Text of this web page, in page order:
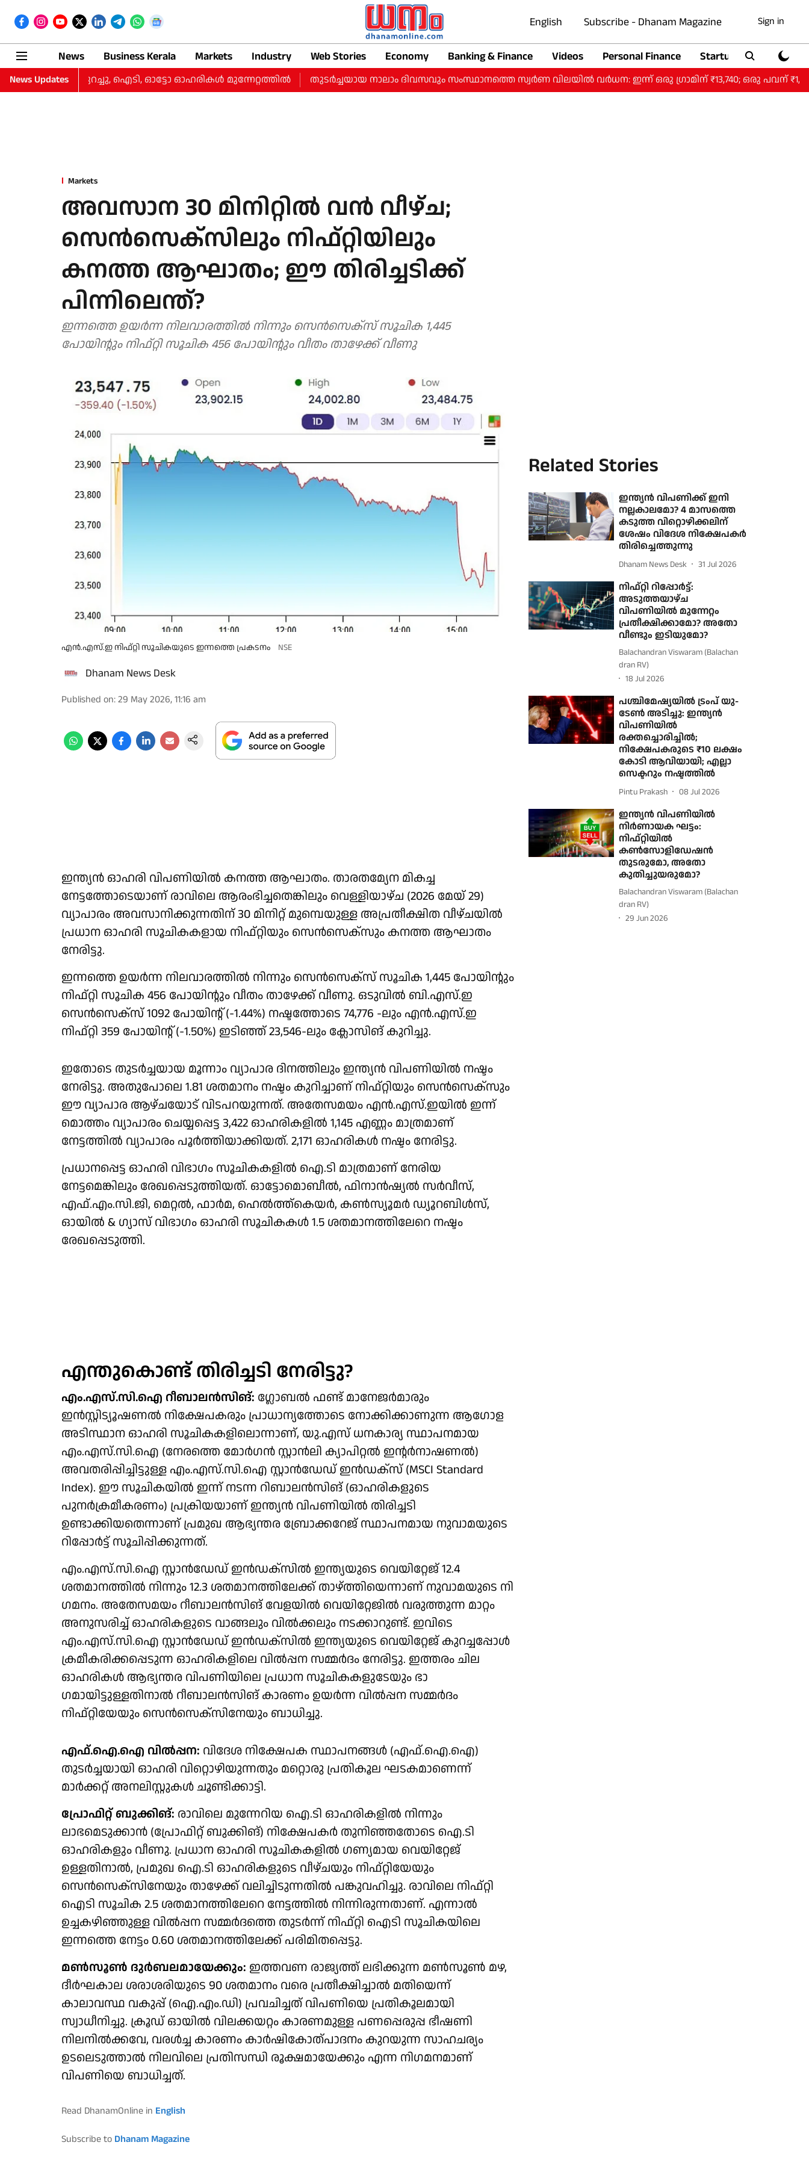
English Subscribe - Dhanam Magazine Sign in
News Business Kerala Markets Industry Web Stories Economy Banking & Finance Videos Personal Finance Startup
News Updates
നഷ്‌ടം കുറച്ചു, ഐടി, ഓട്ടോ ഓഹരികള്‍ മുന്നേറ്റത്തില്‍ തുടർച്ചയായ നാലാം ദിവസവും സംസ്ഥാനത്തെ സ്വർണ വിലയിൽ വർധന: ഇന്ന് ഒരു ​ഗ്രാമിന് ₹13,740; ഒരു പവന് ₹1,09,920.
Markets
അവസാന 30 മിനിറ്റിൽ വൻ വീഴ്ച;
സെൻസെക്സിലും നിഫ്റ്റിയിലും
കനത്ത ആഘാതം; ഈ തിരിച്ചടിക്ക്
പിന്നിലെന്ത്?
ഇന്നത്തെ ഉയർന്ന നിലവാരത്തിൽ നിന്നും സെൻസെക്സ് സൂചിക 1,445
പോയിന്റും നിഫ്റ്റി സൂചിക 456 പോയിന്റും വീതം താഴേക്ക് വീണു
എൻ.എസ്.ഇ നിഫ്റ്റി സൂചികയുടെ ഇന്നത്തെ പ്രകടനം NSE
Dhanam News Desk
Published on:29 May 2026, 11:16 am
ഇന്ത്യൻ ഓഹരി വിപണിയിൽ കനത്ത ആഘാതം. താരതമ്യേന മികച്ച
നേട്ടത്തോടെയാണ് രാവിലെ ആരംഭിച്ചതെങ്കിലും വെള്ളിയാഴ്ച (2026 മേയ് 29)
വ്യാപാരം അവസാനിക്കുന്നതിന് 30 മിനിറ്റ് മുമ്പെയുള്ള അപ്രതീക്ഷിത വീഴ്ചയിൽ
പ്രധാന ഓഹരി സൂചികകളായ നിഫ്റ്റിയും സെൻസെക്സും കനത്ത ആ​ഘാതം
നേരിട്ടു.
ഇന്നത്തെ ഉയർന്ന നിലവാരത്തിൽ നിന്നും സെൻസെക്സ് സൂചിക 1,445 പോയിന്റും
നിഫ്റ്റി സൂചിക 456 പോയിന്റും വീതം താഴേക്ക് വീണു. ഒടുവിൽ ബി.എസ്.ഇ
സെൻസെക്സ് 1092 പോയിന്റ് (-1.44%) നഷ്ടത്തോടെ 74,776 -ലും എൻ.എസ്.ഇ
നിഫ്റ്റി 359 പോയിന്റ് (-1.50%) ഇടിഞ്ഞ് 23,546-ലും ക്ലോസിങ് കുറിച്ചു.
ഇതോടെ തുടർച്ചയായ മൂന്നാം വ്യാപാര ദിനത്തിലും ഇന്ത്യൻ വിപണിയിൽ നഷ്ടം
നേരിട്ടു. അതുപോലെ 1.81 ശതമാനം നഷ്ടം കുറിച്ചാണ് നിഫ്റ്റിയും സെൻസെക്സും
ഈ വ്യാപാര ആഴ്ചയോട് വിടപറയുന്നത്. അതേസമയം എൻ.എസ്.ഇയിൽ ഇന്ന്
മൊത്തം വ്യാപാരം ചെയ്യപ്പെട്ട 3,422 ഓഹരികളിൽ 1,145 എണ്ണം മാത്രമാണ്
നേട്ടത്തിൽ വ്യാപാരം പൂർത്തിയാക്കിയത്. 2,171 ഓഹരികൾ നഷ്ടം നേരിട്ടു.
പ്രധാനപ്പെട്ട ഓഹരി വിഭാ​ഗം സൂചികകളിൽ ഐ.ടി മാത്രമാണ് നേരിയ
നേട്ടമെങ്കിലും രേഖപ്പെടുത്തിയത്. ഓട്ടോമൊബീൽ, ഫിനാൻഷ്യൽ സർവീസ്,
എഫ്.എം.സി.ജി, മെറ്റൽ, ഫാർമ, ഹെൽത്ത്കെയർ, കൺസ്യൂമർ ഡ്യൂറബിൾസ്,
ഓയിൽ & ​ഗ്യാസ് വിഭാ​ഗം ഓഹരി സൂചികകൾ 1.5 ശതമാനത്തിലേറെ നഷ്ടം
രേഖപ്പെടുത്തി.
എന്തുകൊണ്ട് തിരിച്ചടി നേരിട്ടു?
എം.എസ്.സി.ഐ റീബാലൻസിങ്: ​ഗ്ലോബൽ ഫണ്ട് മാനേജർമാരും
ഇൻസ്റ്റിട്യൂഷണൽ നിക്ഷേപകരും പ്രാധാന്യത്തോടെ നോക്കിക്കാണുന്ന ആ​ഗോള
അടിസ്ഥാന ഓഹരി സൂചികകളിലൊന്നാണ്, യു.എസ് ധനകാര്യ സ്ഥാപനമായ
എം.എസ്.സി.ഐ (നേരത്തെ മോർ​ഗൻ ​സ്റ്റാൻലി ക്യാപിറ്റൽ ഇന്റർനാഷണൽ)
അവതരിപ്പിച്ചിട്ടുള്ള എം.എസ്.സി.ഐ ​സ്റ്റാൻഡേഡ് ഇൻഡക്സ് (MSCI Standard
Index). ഈ സൂചികയിൽ ഇന്ന് നടന്ന റിബാലൻസിങ് (ഓഹരികളുടെ
പുനർക്രമീകരണം) പ്രക്രിയയാണ് ഇന്ത്യൻ വിപണിയിൽ തിരിച്ചടി
ഉണ്ടാക്കിയതെന്നാണ് പ്രമുഖ ആഭ്യന്തര ബ്രോക്കറേജ് സ്ഥാപനമായ നുവാമയുടെ
റിപ്പോർട്ട് സൂചിപ്പിക്കുന്നത്.
എം.എസ്.സി.ഐ ​സ്റ്റാൻഡേഡ് ഇൻഡക്സിൽ ഇന്ത്യയുടെ വെയിറ്റേജ് 12.4
ശതമാനത്തിൽ നിന്നും 12.3 ശതമാനത്തിലേക്ക് താഴ്ത്തിയെന്നാണ് നുവാമയുടെ നി​
ഗമനം. അതേസമയം റീബാലൻസിങ് വേളയിൽ വെയിറ്റേജിൽ വരുത്തുന്ന മാറ്റം
അനുസരിച്ച് ഓഹരികളുടെ വാങ്ങലും വിൽക്കലും നടക്കാറുണ്ട്. ഇവിടെ
എം.എസ്.സി.ഐ ​സ്റ്റാൻഡേഡ് ഇൻഡക്സിൽ ഇന്ത്യയുടെ വെയിറ്റേജ് കുറച്ചപ്പോൾ
ക്രമീകരിക്കപ്പെടുന്ന ഓഹരികളിലെ വിൽപ്പന സമ്മർദം നേരിട്ടു. ഇത്തരം ചില
ഓഹരികൾ ആഭ്യന്തര വിപണിയിലെ പ്രധാന സൂചികകളുടേയും ഭാ​
ഗമായിട്ടുള്ളതിനാൽ റീബാലൻസിങ് കാരണം ഉയർന്ന വിൽപ്പന സമ്മർ​​ദം
നിഫ്റ്റിയേയും സെൻസെക്സിനേയും ബാധിച്ചു.
എഫ്.ഐ.ഐ വിൽപ്പന: വിദേശ നിക്ഷേപക സ്ഥാപനങ്ങൾ (എഫ്.ഐ.ഐ)
തുടർച്ചയായി ഓഹരി വിറ്റൊഴിയുന്നതും മറ്റൊരു പ്രതികൂല ഘടകമാണെന്ന്
മാർക്കറ്റ് അനലി​സ്റ്റുകൾ ചൂണ്ടിക്കാട്ടി.
പ്രോഫിറ്റ് ബുക്കിങ്: രാവിലെ മുന്നേറിയ ഐ.ടി ഓഹരികളിൽ നിന്നും
ലാഭമെടുക്കാൻ (പ്രോഫിറ്റ് ബുക്കിങ്) നിക്ഷേപകർ തുനിഞ്ഞതോടെ ഐ.ടി
ഓഹരികളും വീണു. പ്രധാന ഓഹരി സൂചികകളിൽ ​ഗണ്യമായ വെയിറ്റേജ്
ഉള്ളതിനാൽ, പ്രമുഖ ഐ.ടി ഓഹരികളുടെ വീഴ്ചയും നിഫ്റ്റിയേയും
സെൻസെക്സിനേയും താഴേക്ക് വലിച്ചിടുന്നതിൽ പങ്കുവഹിച്ചു. രാവിലെ നിഫ്റ്റി
ഐടി സൂചിക 2.5 ശതമാനത്തിലേറെ നേട്ടത്തിൽ നിന്നിരുന്നതാണ്. എന്നാൽ
ഉച്ചകഴിഞ്ഞുള്ള വിൽപ്പന സമ്മർദത്തെ തുടർന്ന് നിഫ്റ്റി ഐടി സൂചികയിലെ
ഇന്നത്തെ നേട്ടം 0.60 ശതമാനത്തിലേക്ക് പരിമിതപ്പെട്ടു.
മൺസൂൺ ദുർബലമായേക്കും: ഇത്തവണ രാജ്യത്ത് ലഭിക്കുന്ന മൺസൂൺ മഴ,
ദീർഘകാല ശരാശരിയുടെ 90 ശതമാനം വരെ പ്രതീക്ഷിച്ചാൽ മതിയെന്ന്
കാലാവസ്ഥ വകുപ്പ് (ഐ.എം.ഡി) പ്രവചിച്ചത് വിപണിയെ പ്രതികൂലമായി
സ്വാധീനിച്ചു. ക്രൂഡ് ഓയിൽ വിലക്കയറ്റം കാരണമുള്ള പണപ്പെരുപ്പ ഭീഷണി
നിലനിൽക്കവേ, വരൾച്ച കാരണം കാർഷികോത്പാദനം കുറയുന്ന സാഹചര്യം
ഉടലെടുത്താൽ നിലവിലെ പ്രതിസന്ധി രൂക്ഷമായേക്കും എന്ന നി​ഗമനമാണ്
വിപണിയെ ബാധിച്ചത്.
Read DhanamOnline in English
Subscribe to Dhanam Magazine
Related Stories
ഇന്ത്യൻ വിപണിക്ക് ഇനി
നല്ലകാലമോ? 4 മാസത്തെ
കടുത്ത വിറ്റൊഴിക്കലിന്
ശേഷം വിദേശ നിക്ഷേപകർ
തിരിച്ചെത്തുന്നു
Dhanam News Desk 31 Jul 2026
നിഫ്റ്റി റിപ്പോർട്ട്:
അടുത്തയാഴ്ച
വിപണിയിൽ മുന്നേറ്റം
പ്രതീക്ഷിക്കാമോ? അതോ
വീണ്ടും ഇടിയുമോ?
Balachandran Viswaram (Balachan
dran RV)
18 Jul 2026
പശ്ചിമേഷ്യയിൽ ട്രംപ് യു-‌
ടേൺ അടിച്ചു: ഇന്ത്യൻ
വിപണിയിൽ
രക്തച്ചൊരിച്ചിൽ;
നിക്ഷേപകരുടെ ₹10 ലക്ഷം
കോടി ആവിയായി; എല്ലാ
സെക്ടറും നഷ്ടത്തിൽ
Pintu Prakash 08 Jul 2026
ഇന്ത്യൻ വിപണിയിൽ
നിർണായക ഘട്ടം:
നിഫ്റ്റിയിൽ
കൺസോളിഡേഷൻ
തുടരുമോ, അതോ
കുതിച്ചുയരുമോ?
Balachandran Viswaram (Balachan
dran RV)
29 Jun 2026